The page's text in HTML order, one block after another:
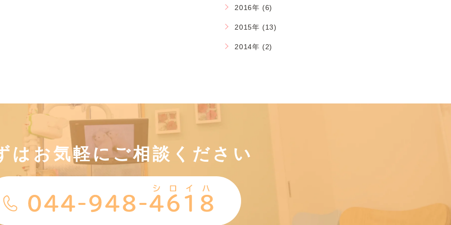
2016年 (6)
2015年 (13)
2014年 (2)
はお気軽にご相談ください